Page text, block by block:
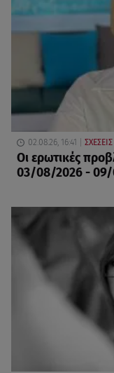
02.08.26, 16:41 ΣΧΕΣΕΙΣ
Οι ερωτικές
03/08/2026 -